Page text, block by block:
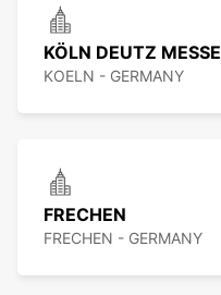
KÖLN DEUTZ MESSE
KOELN - GERMANY
FRECHEN
FRECHEN - GERMANY